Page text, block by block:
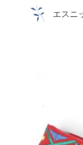
bábovkaについて
エスニ